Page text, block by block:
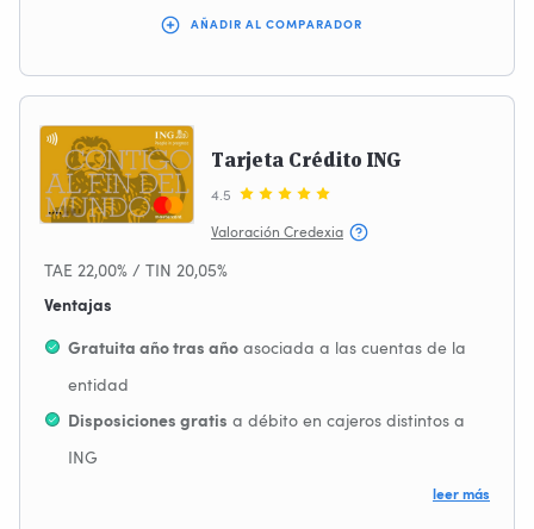
AÑADIR AL COMPARADOR
Tarjeta Crédito ING
4.5
Valoración Credexia
TAE 22,00% / TIN 20,05%
Ventajas
leer más
Gratuita año tras año asociada a las cuentas de la
entidad
Disposiciones gratis a débito en cajeros distintos a
ING